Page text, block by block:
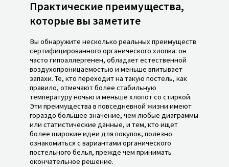
Практические преимущества,
которые вы заметите
Вы обнаружите несколько реальных преимуществ
сертифицированного органического хлопка: он
часто гипоаллергенен, обладает естественной
воздухопроницаемостью и меньше впитывает
запахи. Те, кто переходит на такую постель, как
правило, отмечают более стабильную
температуру ночью и меньше хлопот со стиркой.
Эти преимущества в повседневной жизни имеют
гораздо большее значение, чем любые диаграммы
или статистические данные, и тем, кто ищет
более широкие идеи для покупок, полезно
ознакомиться с вариантами органического
постельного белья, прежде чем принимать
окончательное решение.